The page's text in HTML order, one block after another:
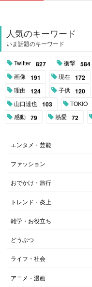
人気のキーワード
いま話題のキーワード
Twitter 827 衝撃 584
画像 191 現在 172
理由 124 子供 120
山口達也 103 TOKIO
感動 79 熱愛 72
エンタメ・芸能
ファッション
おでかけ・旅行
トレンド・炎上
雑学・お役立ち
どうぶつ
ライフ・社会
アニメ・漫画